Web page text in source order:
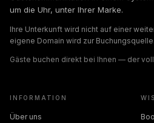
um die Uhr, unter Ihrer Marke.
Ihre Unterkunft wird nicht auf einer
eigene Domain wird zur Buchungsquelle.
Gäste buchen direkt bei Ihnen — der
INFORMATION
Über uns